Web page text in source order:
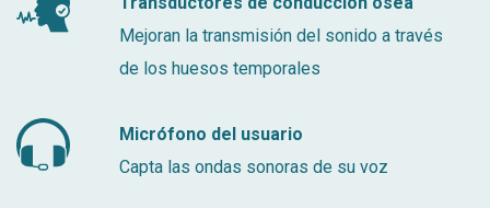
Mejoran la transmisión del sonido a través
de los huesos temporales
Micrófono del usuario
Capta las ondas sonoras de su voz